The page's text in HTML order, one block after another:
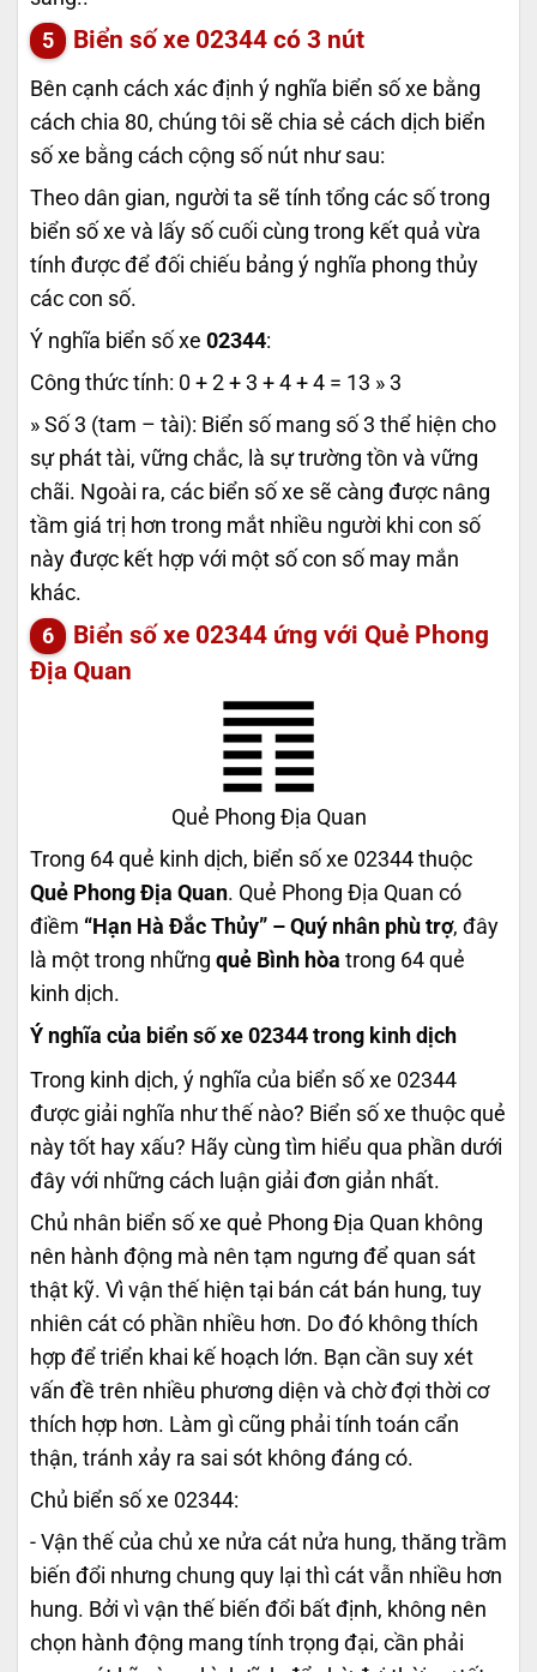
Biển số xe 02344 có 3 nút
Bên cạnh cách xác định ý nghĩa biển số xe bằng
cách chia 80, chúng tôi sẽ chia sẻ cách dịch biển
số xe bằng cách cộng số nút như sau:
Theo dân gian, người ta sẽ tính tổng các số trong
biển số xe và lấy số cuối cùng trong kết quả vừa
tính được để đối chiếu bảng ý nghĩa phong thủy
các con số.
Ý nghĩa biển số xe 02344:
Công thức tính: 0 + 2 + 3 + 4 + 4 = 13 » 3
» Số 3 (tam – tài): Biển số mang số 3 thể hiện cho
sự phát tài, vững chắc, là sự trường tồn và vững
chãi. Ngoài ra, các biển số xe sẽ càng được nâng
tầm giá trị hơn trong mắt nhiều người khi con số
này được kết hợp với một số con số may mắn
khác.
Biển số xe 02344 ứng với Quẻ Phong
Địa Quan
Quẻ Phong Địa Quan
Trong 64 quẻ kinh dịch, biển số xe 02344 thuộc
Quẻ Phong Địa Quan. Quẻ Phong Địa Quan có
điềm “Hạn Hà Đắc Thủy” – Quý nhân phù trợ, đây
là một trong những quẻ Bình hòa trong 64 quẻ
kinh dịch.
Ý nghĩa của biển số xe 02344 trong kinh dịch
Trong kinh dịch, ý nghĩa của biển số xe 02344
được giải nghĩa như thế nào? Biển số xe thuộc quẻ
này tốt hay xấu? Hãy cùng tìm hiểu qua phần dưới
đây với những cách luận giải đơn giản nhất.
Chủ nhân biển số xe quẻ Phong Địa Quan không
nên hành động mà nên tạm ngưng để quan sát
thật kỹ. Vì vận thế hiện tại bán cát bán hung, tuy
nhiên cát có phần nhiều hơn. Do đó không thích
hợp để triển khai kế hoạch lớn. Bạn cần suy xét
vấn đề trên nhiều phương diện và chờ đợi thời cơ
thích hợp hơn. Làm gì cũng phải tính toán cẩn
thận, tránh xảy ra sai sót không đáng có.
Chủ biển số xe 02344:
- Vận thế của chủ xe nửa cát nửa hung, thăng trầm
biến đổi nhưng chung quy lại thì cát vẫn nhiều hơn
hung. Bởi vì vận thế biến đổi bất định, không nên
chọn hành động mang tính trọng đại, cần phải